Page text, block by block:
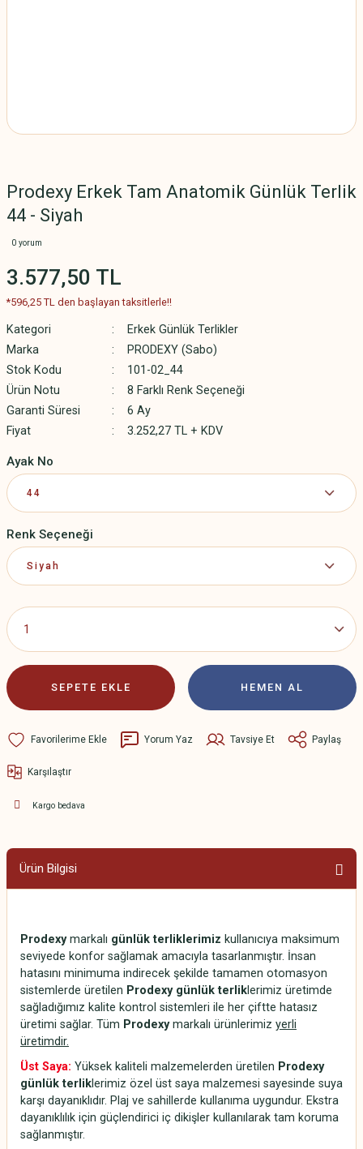
Prodexy Erkek Tam Anatomik Günlük Terlik
44 - Siyah
0 yorum
3.577,50 TL
*596,25 TL den başlayan taksitlerle!!
Kategori
Erkek Günlük Terlikler
Marka
PRODEXY (Sabo)
Stok Kodu
101-02_44
Ürün Notu
8 Farklı Renk Seçeneği
Garanti Süresi
6 Ay
Fiyat
3.252,27 TL + KDV
Ayak No
Renk Seçeneği
SEPETE EKLE HEMEN AL
Yorum Yaz Tavsiye Et Paylaş
Karşılaştır
Kargo bedava
Ürün Bilgisi
Prodexymarkalı günlük terliklerimiz kullanıcıya maksimum
seviyede konfor sağlamak amacıyla tasarlanmıştır. İnsan
hatasını minimuma indirecek şekilde tamamen otomasyon
sistemlerde üretilen Prodexy günlük terliklerimiz üretimde
sağladığımız kalite kontrol sistemleri ile her çiftte hatasız
üretimi sağlar. Tüm Prodexymarkalı ürünlerimiz yerli
üretimdir.
Üst Saya: Yüksek kaliteli malzemelerden üretilen Prodexy
günlük terliklerimiz özel üst saya malzemesi sayesinde suya
karşı dayanıklıdır. Plaj ve sahillerde kullanıma uygundur. Ekstra
dayanıklılık için güçlendirici iç dikişler kullanılarak tam koruma
sağlanmıştır.